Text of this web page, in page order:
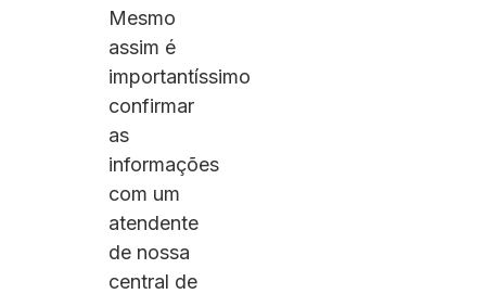
Mesmo
assim é
importantíssimo
confirmar
as
informações
com um
atendente
de nossa
central de